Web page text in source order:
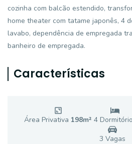
cozinha com balcão estendido,
home theater com tatame japonês, 4
lavabo, dependência de empregada
banheiro de empregada.
Características
Área Privativa 198m² 4Dormitório
3 Vagas